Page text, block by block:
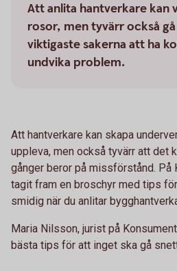
Att anlita hantverkare kan
rosor, men tyvärr också
viktigaste sakerna att ha
undvika problem.
Att hantverkare kan skapa
uppleva, men också tyvärr att det
gånger beror på missförstånd. På
tagit fram en broschyr med tips
smidig när du anlitar
Maria Nilsson, jurist på
bästa tips för att inget ska gå